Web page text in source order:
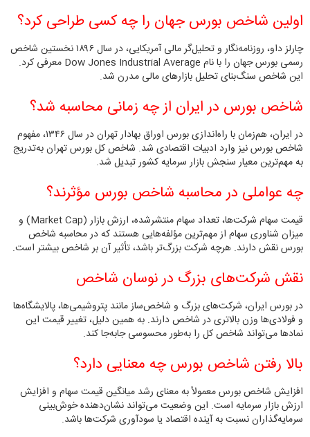
اولین شاخص بورس جهان را چه کسی طراحی کرد؟
چارلز داو، روزنامه‌نگار و تحلیل‌گر مالی آمریکایی، در سال ۱۸۹۶ نخستین شاخص
رسمی بورس جهان را با نام Dow Jones Industrial Average معرفی کرد.
این شاخص سنگ‌بنای تحلیل بازارهای مالی مدرن شد.
شاخص بورس در ایران از چه زمانی محاسبه شد؟
در ایران، هم‌زمان با راه‌اندازی بورس اوراق بهادار تهران در سال ۱۳۴۶، مفهوم
شاخص بورس نیز وارد ادبیات اقتصادی شد. شاخص کل بورس تهران به‌تدریج
به مهم‌ترین معیار سنجش بازار سرمایه کشور تبدیل شد.
چه عواملی در محاسبه شاخص بورس مؤثرند؟
قیمت سهام شرکت‌ها، تعداد سهام منتشرشده، ارزش بازار (Market Cap) و
میزان شناوری سهام از مهم‌ترین مؤلفه‌هایی هستند که در محاسبه شاخص
بورس نقش دارند. هرچه شرکت بزرگ‌تر باشد، تأثیر آن بر شاخص بیشتر است.
نقش شرکت‌های بزرگ در نوسان شاخص
در بورس ایران، شرکت‌های بزرگ و شاخص‌ساز مانند پتروشیمی‌ها، پالایشگاه‌ها
و فولادی‌ها وزن بالاتری در شاخص دارند. به همین دلیل، تغییر قیمت این
نمادها می‌تواند شاخص کل را به‌طور محسوسی جابه‌جا کند.
بالا رفتن شاخص بورس چه معنایی دارد؟
افزایش شاخص بورس معمولاً به معنای رشد میانگین قیمت سهام و افزایش
ارزش بازار سرمایه است. این وضعیت می‌تواند نشان‌دهنده خوش‌بینی
سرمایه‌گذاران نسبت به آینده اقتصاد یا سودآوری شرکت‌ها باشد.